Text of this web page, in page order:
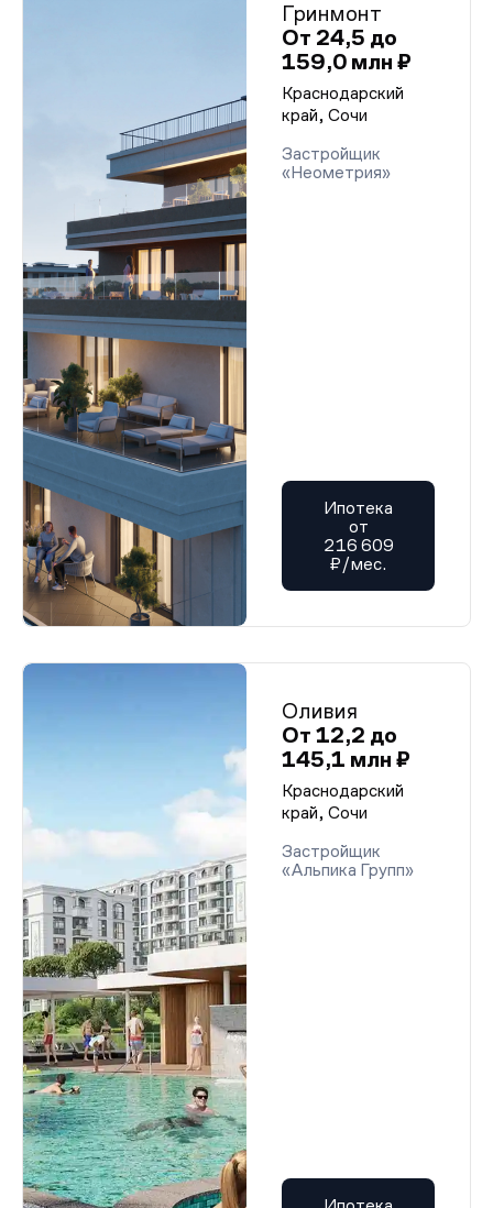
Гринмонт
От 24,5 до
159,0 млн ₽
Краснодарский
край, Сочи
Застройщик
«Неометрия»
Ипотека
от
216 609
₽/мес.
Оливия
От 12,2 до
145,1 млн ₽
Краснодарский
край, Сочи
Застройщик
«Альпика Групп»